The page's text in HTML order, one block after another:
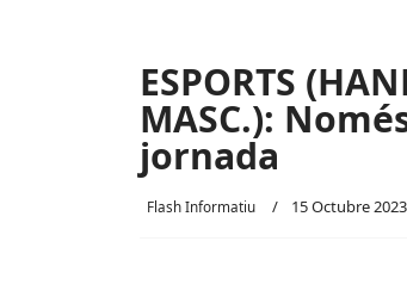
ESPORTS
MASC.):
jornada
Flash Informatiu 15 Octubre 2023